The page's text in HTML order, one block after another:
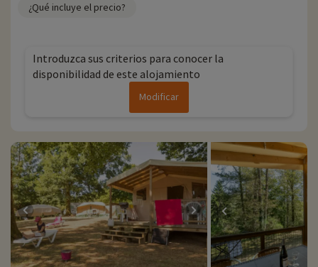
¿Qué incluye el precio?
Introduzca sus criterios para conocer la
disponibilidad de este alojamiento
Modificar